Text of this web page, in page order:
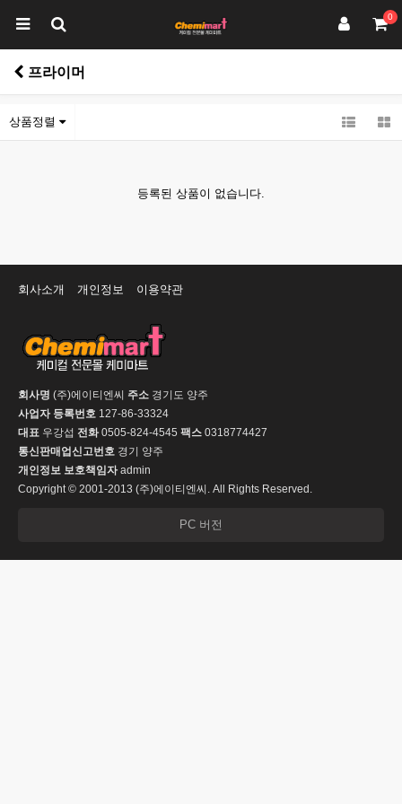
0
프라이머
상품정렬
등록된 상품이 없습니다.
회사소개 개인정보 이용약관
회사명 (주)에이티엔씨 주소 경기도 양주
사업자 등록번호 127-86-33324
대표 우강섭 전화0505-824-4545 팩스 0318774427
통신판매업신고번호 경기 양주
개인정보 보호책임자admin
Copyright © 2001-2013 (주)에이티엔씨. All Rights Reserved.
PC 버전